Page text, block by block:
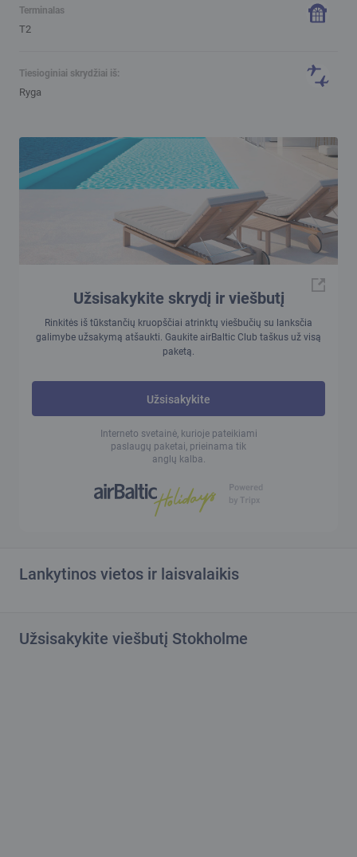
Terminalas
T2
Tiesioginiai skrydžiai iš:
Ryga
Užsisakykite skrydį ir viešbutį
Rinkitės iš tūkstančių kruopščiai atrinktų viešbučių su lanksčia
galimybe užsakymą atšaukti. Gaukite airBaltic Club taškus už visą
paketą.
Užsisakykite
Interneto svetainė, kurioje pateikiami
paslaugų paketai, prieinama tik
anglų kalba.
Lankytinos vietos ir laisvalaikis
Užsisakykite viešbutį Stokholme